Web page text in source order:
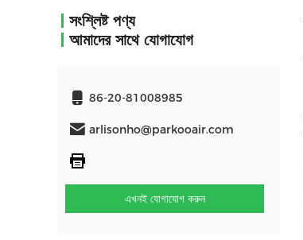
সংশ্লিষ্ট পণ্য
আমাদের সাথে যোগাযোগ
86-20-81008985
arlisonho@parkooair.com
এখনই যোগাযোগ করুন